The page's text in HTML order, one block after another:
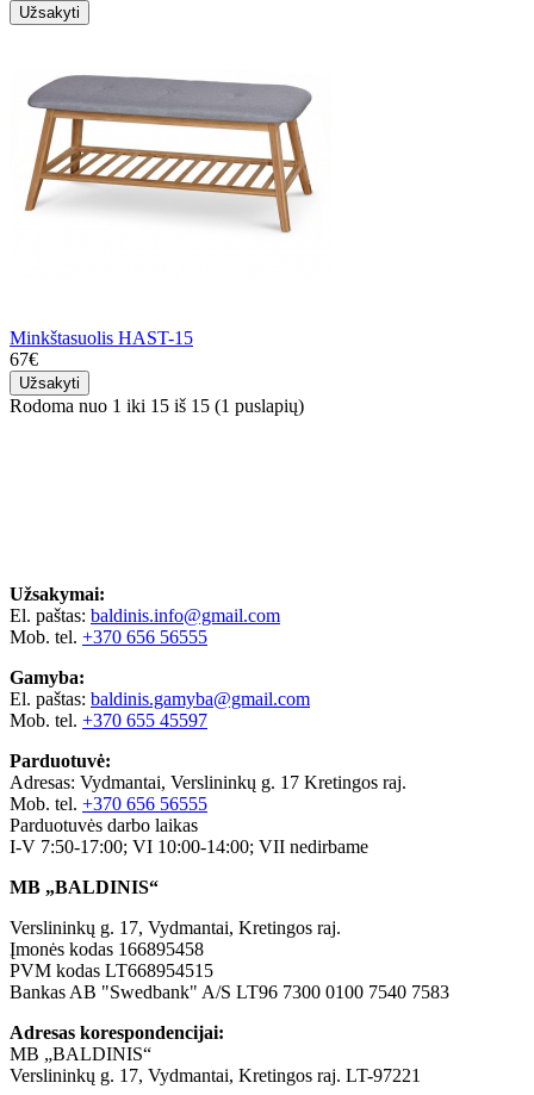
Užsakyti
Minkštasuolis HAST-15
67€
Užsakyti
Rodoma nuo 1 iki 15 iš 15 (1 puslapių)
Užsakymai:
El. paštas: baldinis.info@gmail.com
Mob. tel. +370 656 56555
Gamyba:
El. paštas: baldinis.gamyba@gmail.com
Mob. tel. +370 655 45597
Parduotuvė:
Adresas: Vydmantai, Verslininkų g. 17 Kretingos raj.
Mob. tel. +370 656 56555
Parduotuvės darbo laikas
I-V 7:50-17:00; VI 10:00-14:00; VII nedirbame
MB „BALDINIS“
Verslininkų g. 17, Vydmantai, Kretingos raj.
Įmonės kodas 166895458
PVM kodas LT668954515
Bankas AB "Swedbank" A/S LT96 7300 0100 7540 7583
Adresas korespondencijai:
MB „BALDINIS“
Verslininkų g. 17, Vydmantai, Kretingos raj. LT-97221